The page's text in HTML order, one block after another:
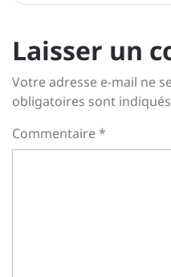
Laisser un
Votre adresse e-mail ne
obligatoires sont
Commentaire*